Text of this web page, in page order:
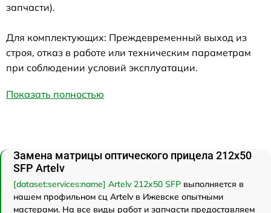
запчасти).
Для комплектующих: Преждевременный выход из
строя, отказ в работе или техническим параметрам
при соблюдении условий эксплуатации.
Показать полностью
Замена матрицы оптического прицела 212x50
SFP Artelv
[dataset:services:name] Artelv 212x50 SFP выполняется в
нашем профильном сц Artelv в Ижевске опытными
мастерами. На все виды работ и запчасти предоставляем